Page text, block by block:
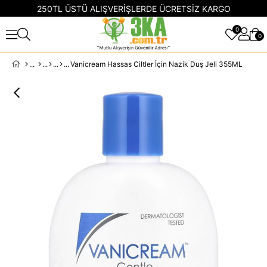
250TL ÜSTÜ ALIŞVERİŞLERDE ÜCRETSİZ KARGO
0
0
Vanicream Hassas Ciltler İçin Nazik Duş Jeli 355ML